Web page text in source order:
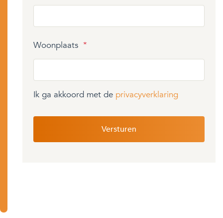
Woonplaats *
Ik ga akkoord met de privacyverklaring